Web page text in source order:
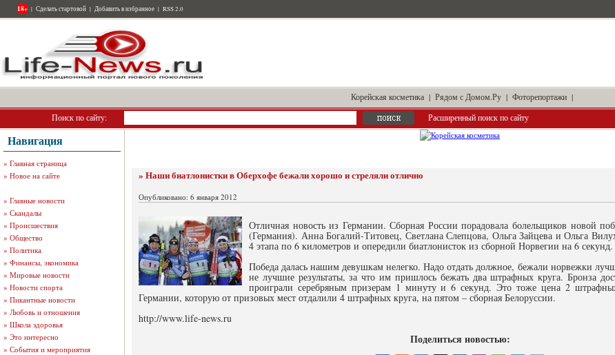
18+ | Сделать стартовой | Добавить в избранное | RSS 2.0
Корейская косметика | Рядом с Домом.Ру | Фоторепортажи |
Поиск по сайту:
Расширенный поиск по сайту
Навигация
» Главная страница
» Новое на сайте
» Главные новости
» Скандалы
» Происшествия
» Общество
» Политика
» Финансы, экономика
» Мировые новости
» Новости спорта
» Пикантные новости
» Любовь и отношения
» Школа здоровья
» Это интересно
» События и мероприятия
» Наши биатлонистки в Оберхофе бежали хорошо и стреляли отлично
Опубликовано: 6 января 2012
Отличная новость из Германии. Сборная России порадовала болельщиков новой
(Германия). Анна Богалий-Титовец, Светлана Слепцова, Ольга Зайцева и Ольга
4 этапа по 6 километров и опередили биатлонисток из сборной Норвегии на 6 секунд.
Победа далась нашим девушкам нелегко. Надо отдать должное, бежали норвежки
не лучшие результаты, за что им пришлось бежать два штрафных круга. Бронза
проиграли серебряным призерам 1 минуту и 6 секунд. Это тоже цена 2
Германии, которую от призовых мест отдалили 4 штрафных круга, на пятом – сборная Белоруссии.
http://www.life-news.ru
Поделиться новостью: